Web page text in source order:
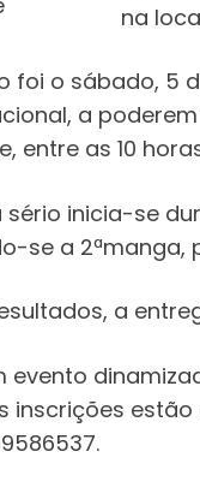
na
foi o sábado, 5
a
entre as 10
inicia-se
se a 2ªmanga,
a
evento
inscrições